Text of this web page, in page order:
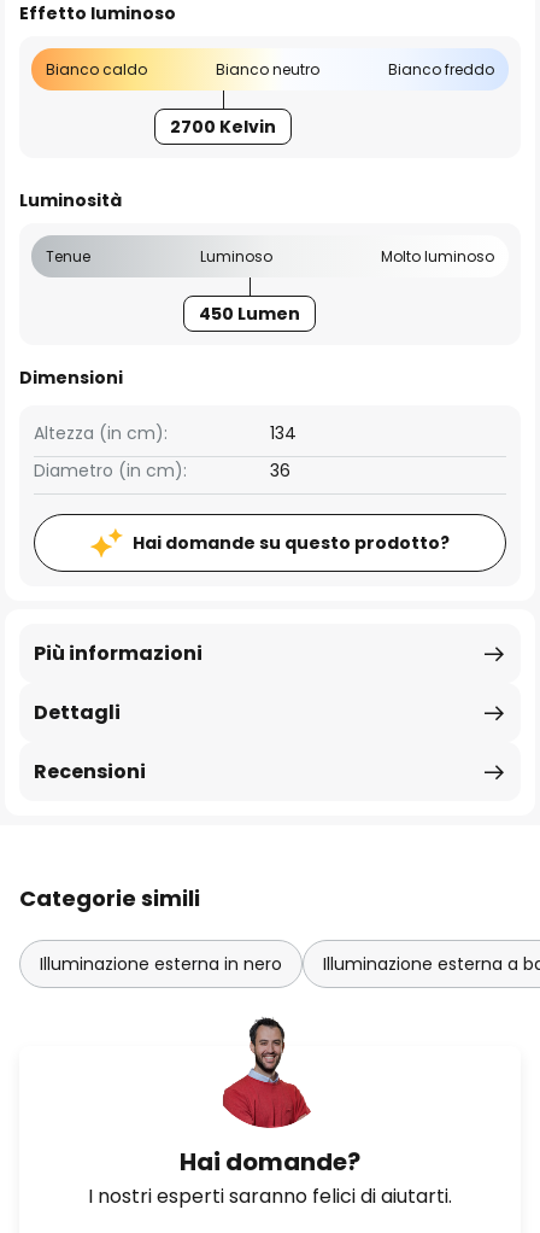
Effetto luminoso
Bianco caldo Bianco neutro Bianco freddo
2700 Kelvin
Luminosità
Tenue Luminoso Molto luminoso
450 Lumen
Dimensioni
Altezza (in cm):
134
Diametro (in cm):
36
Hai domande su questo prodotto?
Dettagli
Più informazioni
Recensioni
Categorie simili
Illuminazione esterna in nero Illuminazione esterna a
Hai domande?
I nostri esperti saranno felici di aiutarti.